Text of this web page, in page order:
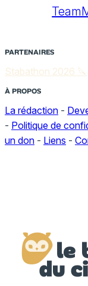
PARTENAIRES
Stabathon 2026 🔪
À PROPOS
La rédaction -
- Politique de
un don - Liens -